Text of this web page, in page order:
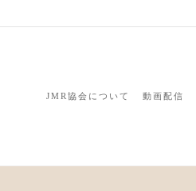
JMR協会について 動画配信